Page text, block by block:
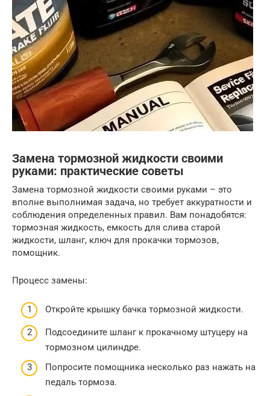
Замена тормозной жидкости своими
руками: практические советы
Замена тормозной жидкости своими руками – это
вполне выполнимая задача, но требует аккуратности и
соблюдения определенных правил. Вам понадобятся:
тормозная жидкость, емкость для слива старой
жидкости, шланг, ключ для прокачки тормозов,
помощник.
Процесс замены:
Откройте крышку бачка тормозной жидкости.
Подсоедините шланг к прокачному штуцеру на
тормозном цилиндре.
Попросите помощника несколько раз нажать на
педаль тормоза.